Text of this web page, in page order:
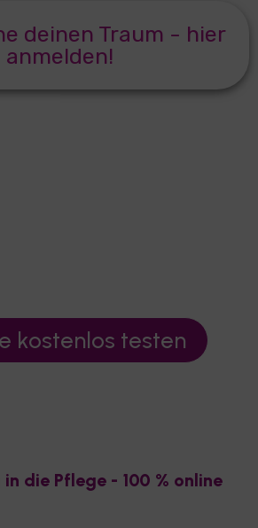
deinen Traum - hier
anmelden!
kostenlos testen
in die Pflege - 100 % online